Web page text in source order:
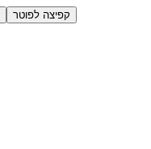
קפיצה לפוטר